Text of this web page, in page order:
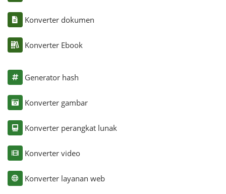
Konverter dokumen
Konverter Ebook
Generator hash
Konverter gambar
Konverter perangkat lunak
Konverter video
Konverter layanan web